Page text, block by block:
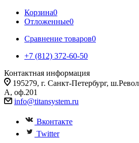
Корзина0
Отложенные0
Сравнение товаров0
+7 (812) 372-60-50
Контактная информация
195279, г. Санкт-Петербург,
А, оф.201
info@titansystem.ru
Вконтакте
Twitter